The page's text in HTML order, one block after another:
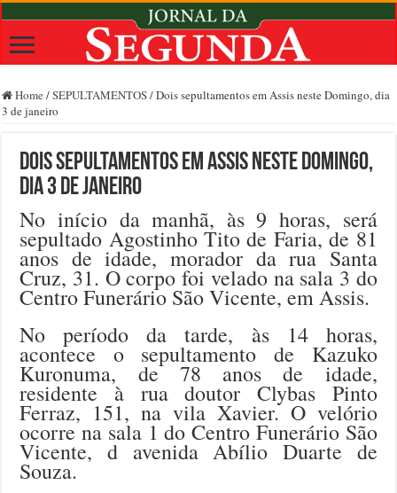
Home /SEPULTAMENTOS/Dois sepultamentos em Assis neste Domingo, dia
3 de janeiro
Dois sepultamentos em Assis neste Domingo,
dia 3 de janeiro
No início da manhã, às 9 horas, será
sepultado Agostinho Tito de Faria, de 81
anos de idade, morador da rua Santa
Cruz, 31. O corpo foi velado na sala 3 do
Centro Funerário São Vicente, em Assis.
No período da tarde, às 14 horas,
acontece o sepultamento de Kazuko
Kuronuma, de 78 anos de idade,
residente à rua doutor Clybas Pinto
Ferraz, 151, na vila Xavier. O velório
ocorre na sala 1 do Centro Funerário São
Vicente, d avenida Abílio Duarte de
Souza.